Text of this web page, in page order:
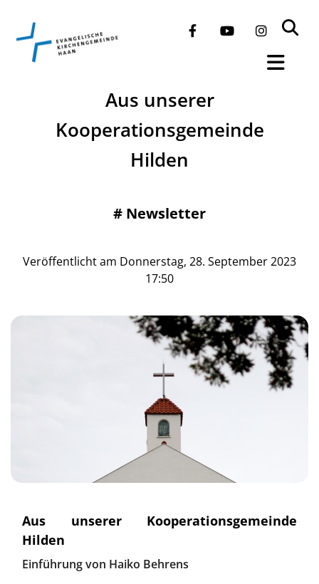
Aus unserer
Kooperationsgemeinde
Hilden
# Newsletter
Veröffentlicht am Donnerstag, 28. September 2023
17:50
Aus unserer Kooperationsgemeinde
Hilden
Einführung von Haiko Behrens